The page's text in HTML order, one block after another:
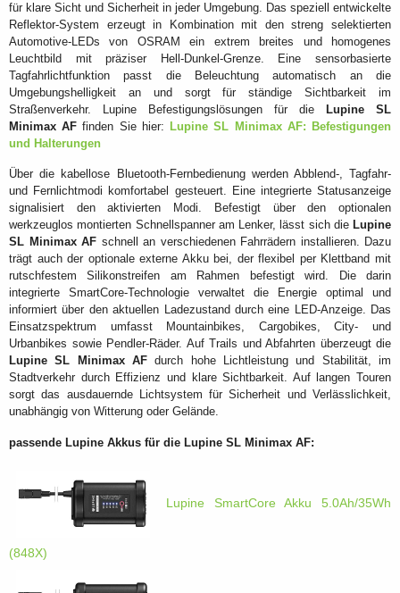
für klare Sicht und Sicherheit in jeder Umgebung. Das speziell entwickelte
Reflektor-System erzeugt in Kombination mit den streng selektierten
Automotive-LEDs von OSRAM ein extrem breites und homogenes
Leuchtbild mit präziser Hell-Dunkel-Grenze. Eine sensorbasierte
Tagfahrlichtfunktion passt die Beleuchtung automatisch an die
Umgebungshelligkeit an und sorgt für ständige Sichtbarkeit im
Straßenverkehr. Lupine Befestigungslösungen für die
Lupine SL
Minimax AF finden Sie hier: Lupine SL Minimax AF: Befestigungen
und Halterungen
Über die kabellose Bluetooth-Fernbedienung werden Abblend-, Tagfahr-
und Fernlichtmodi komfortabel gesteuert. Eine integrierte Statusanzeige
signalisiert den aktivierten Modi. Befestigt über den optionalen
werkzeuglos montierten Schnellspanner am Lenker, lässt sich die Lupine
SL Minimax AF schnell an verschiedenen Fahrrädern installieren. Dazu
trägt auch der optionale externe Akku bei, der flexibel per Klettband mit
rutschfestem Silikonstreifen am Rahmen befestigt wird. Die darin
integrierte SmartCore-Technologie verwaltet die Energie optimal und
informiert über den aktuellen Ladezustand durch eine LED-Anzeige. Das
Einsatzspektrum umfasst Mountainbikes, Cargobikes, City- und
Urbanbikes sowie Pendler-Räder. Auf Trails und Abfahrten überzeugt die
Lupine SL Minimax AF durch hohe Lichtleistung und Stabilität, im
Stadtverkehr durch Effizienz und klare Sichtbarkeit. Auf langen Touren
sorgt das ausdauernde Lichtsystem für Sicherheit und Verlässlichkeit,
unabhängig von Witterung oder Gelände.
passende Lupine Akkus für die Lupine SL Minimax AF:
Lupine SmartCore Akku 5.0Ah/35Wh
(848X)